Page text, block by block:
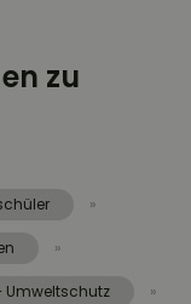
zu
»
»
Umweltschutz »